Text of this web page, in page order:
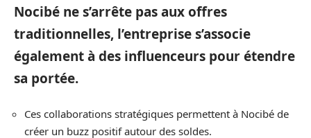
Nocibé ne s’arrête pas aux offres
traditionnelles, l’entreprise s’associe
également à des influenceurs pour étendre
sa portée.
Ces collaborations stratégiques permettent à Nocibé de
créer un buzz positif autour des soldes.